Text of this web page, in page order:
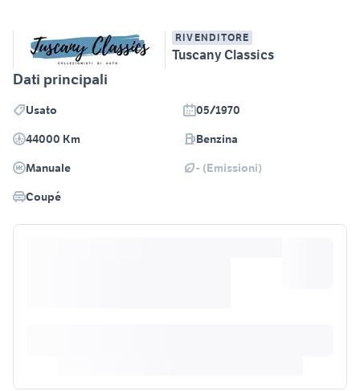
RIVENDITORE
Tuscany Classics
Dati principali
Usato
05/1970
44000 Km
Benzina
Manuale
- (Emissioni)
Coupé